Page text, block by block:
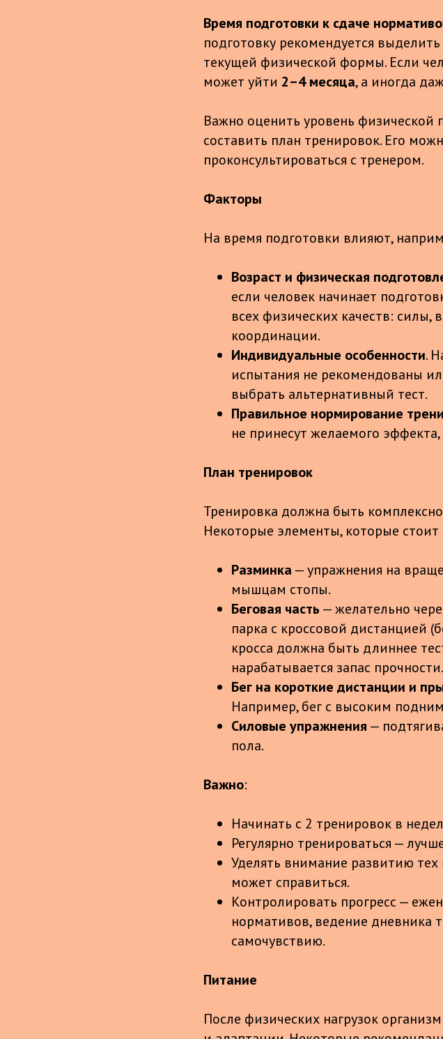
Время подготовки к сдаче
подготовку рекомендуется выделить
текущей физической формы. Если
может уйти 2–4 месяца, а иногда
Важно оценить уровень физической
составить план тренировок. Его
проконсультироваться с тренером.
Факторы
На время подготовки влияют,
Возраст и физическая
если человек начинает
всех физических качеств: силы,
координации.
Индивидуальные особенности.
испытания не рекомендованы
выбрать альтернативный тест.
Правильное нормирование
не принесут желаемого эффекта,
План тренировок
Тренировка должна быть
Некоторые элементы, которые
Разминка — упражнения на
мышцам стопы.
Беговая часть — желательно
парка с кроссовой дистанцией
кросса должна быть длиннее
нарабатывается запас прочности.
Бег на короткие дистанции и
Например, бег с высоким
Силовые упражнения —
пола.
Важно:
Начинать с 2 тренировок в
Регулярно тренироваться —
Уделять внимание развитию
может справиться.
Контролировать прогресс —
нормативов, ведение дневника
самочувствию.
Питание
После физических нагрузок